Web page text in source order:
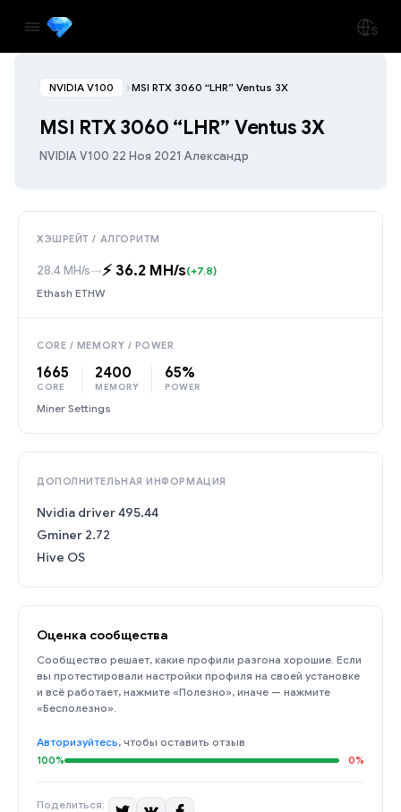
NVIDIA V100 MSI RTX 3060 “LHR” Ventus 3X
MSI RTX 3060 “LHR” Ventus 3X
NVIDIA V100·22 Ноя 2021·Александр
ХЭШРЕЙТ / АЛГОРИТМ
28.4 MH/s→⚡️ 36.2 MH/s(+7.8)
Ethash ETHW
CORE / MEMORY / POWER
1665
CORE
2400
MEMORY
65%
POWER
Miner Settings
ДОПОЛНИТЕЛЬНАЯ ИНФОРМАЦИЯ
Nvidia driver 495.44
Gminer 2.72
Hive OS
Оценка сообщества
Сообщество решает, какие профили разгона хорошие. Если
вы протестировали настройки профиля на своей установке
и всё работает, нажмите «Полезно», иначе — нажмите
«Бесполезно».
Авторизуйтесь, чтобы оставить отзыв
100% 0%
Поделиться: